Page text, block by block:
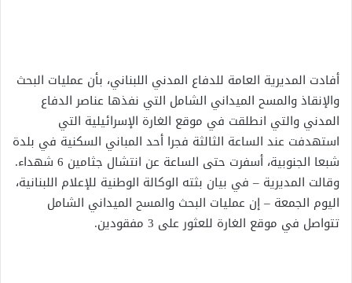
أفادت المديرية العامة للدفاع المدني اللبناني، بأن عمليات البحث
والإنقاذ والمسح الميداني الشامل التي نفذها عناصر الدفاع
المدني والتي انطلقت في موقع الغارة الإسرائيلية التي
استهدفت عند الساعة الثالثة فجرا أحد المباني السكنية في بلدة
شبعا الجنوبية، أسفرت حتى الساعة عن انتشال جثامين 6 شهداء.
وقالت المديرية – في بيان بثته الوكالة الوطنية للإعلام اللبنانية،
اليوم الجمعة – إن عمليات البحث والمسح الميداني الشامل
تتواصل في موقع الغارة للعثور على 3 مفقودين.